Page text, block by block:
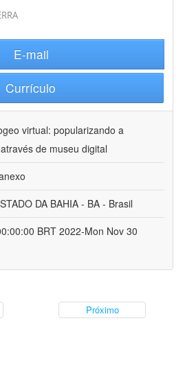
E-mail
Currículo
virtual: popularizando a
de museu digital
DA BAHIA - BA - Brasil
BRT 2022-Mon Nov 30
Próximo